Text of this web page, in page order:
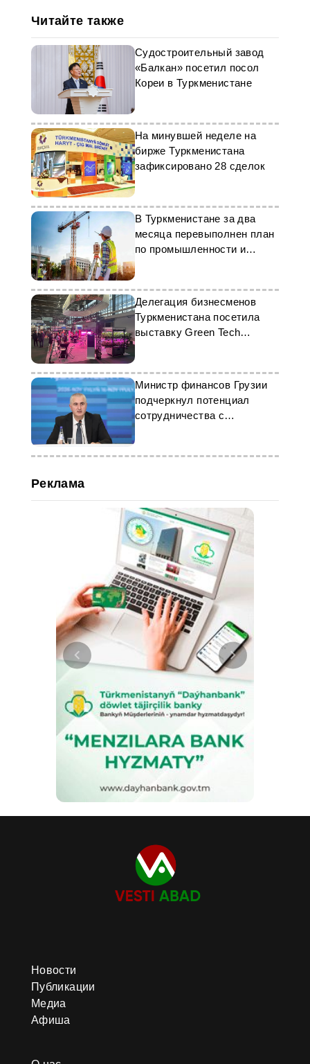
Читайте также
Судостроительный завод
«Балкан» посетил посол
Кореи в Туркменистане
На минувшей неделе на
бирже Туркменистана
зафиксировано 28 сделок
В Туркменистане за два
месяца перевыполнен план
по промышленности и
строительству
Делегация бизнесменов
Туркменистана посетила
выставку Green Tech
Amsterdam 2024
Министр финансов Грузии
подчеркнул потенциал
сотрудничества с
Туркменистаном
Реклама
Новости
Публикации
Медиа
Афиша